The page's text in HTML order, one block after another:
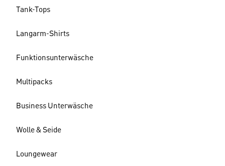
Tank-Tops
Langarm-Shirts
Funktionsunterwäsche
Multipacks
Business Unterwäsche
Wolle & Seide
Loungewear